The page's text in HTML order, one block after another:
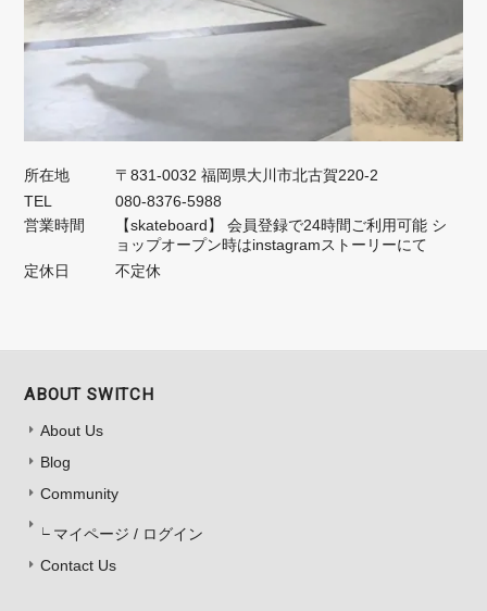
所在地
〒831-0032 福岡県大川市北古賀220-2
TEL
080-8376-5988
営業時間
【skateboard】 会員登録で24時間ご利用可能 シ
ョップオープン時はinstagramストーリーにて
定休日
不定休
ABOUT SWITCH
About Us
Blog
Community
マイページ / ログイン
Contact Us